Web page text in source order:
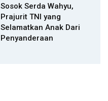
Sosok Serda Wahyu,
Prajurit TNI yang
Selamatkan Anak Dari
Penyanderaan